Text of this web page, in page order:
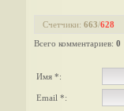
Счетчики: 663/628
Всего комментариев: 0
Имя *:
Email *: